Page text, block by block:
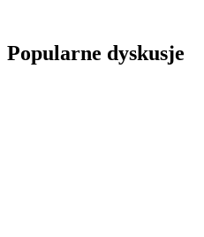
Popularne dyskusje